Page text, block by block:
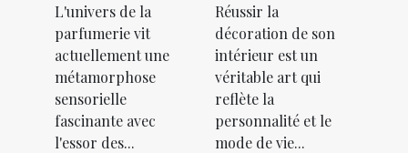
L'univers de la
parfumerie vit
actuellement une
métamorphose
sensorielle
fascinante avec
l'essor des...
Réussir la
décoration de son
intérieur est un
véritable art qui
reflète la
personnalité et le
mode de vie...